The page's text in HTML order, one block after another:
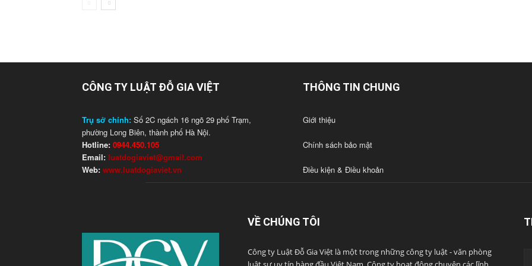
CÔNG TY LUẬT ĐỖ GIA VIỆT
Trụ sở chính: Số 2C ngách 16 ngõ 29 phố Trạm,
phường Long Biên, thành phố Hà Nội.
Hotline: 0944.450.105
Email: luatdogiaviet@gmail.com
Web: www.luatdogiaviet.vn
THÔNG TIN CHUNG
Giới thiệu
Chính sách bảo mật
Điều kiện & Điều khoản
VỀ CHÚNG TÔI
Công ty Luật Đỗ Gia Việt là một trong những công ty luật - văn phòng